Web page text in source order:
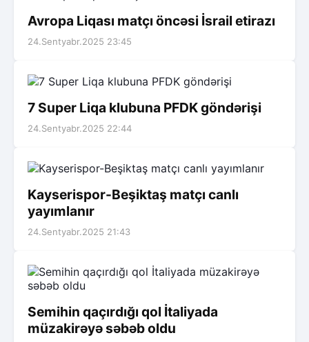
Avropa Liqası matçı öncəsi İsrail etirazı
24.Sentyabr.2025 23:45
7 Super Liqa klubuna PFDK göndərişi
24.Sentyabr.2025 22:44
Kayserispor-Beşiktaş matçı canlı
yayımlanır
24.Sentyabr.2025 21:43
Semihin qaçırdığı qol İtaliyada
müzakirəyə səbəb oldu